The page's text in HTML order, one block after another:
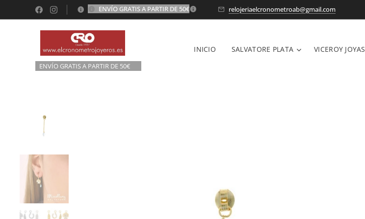
ENVÍO GRATIS A PARTIR DE 50€ relojeriaelcronometroab@gmail.com
ENVÍO GRATIS A PARTIR DE 50€💫
INICIO SALVATORE PLATA VICEROY JOYAS